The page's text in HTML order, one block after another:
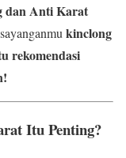
dan Anti Karat
kinclong
rekomendasi
Itu Penting?